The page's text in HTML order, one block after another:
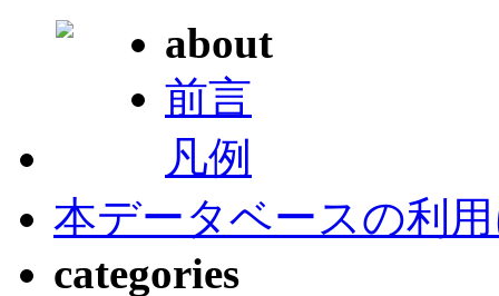
about
前言
凡例
本データベースの利
categories